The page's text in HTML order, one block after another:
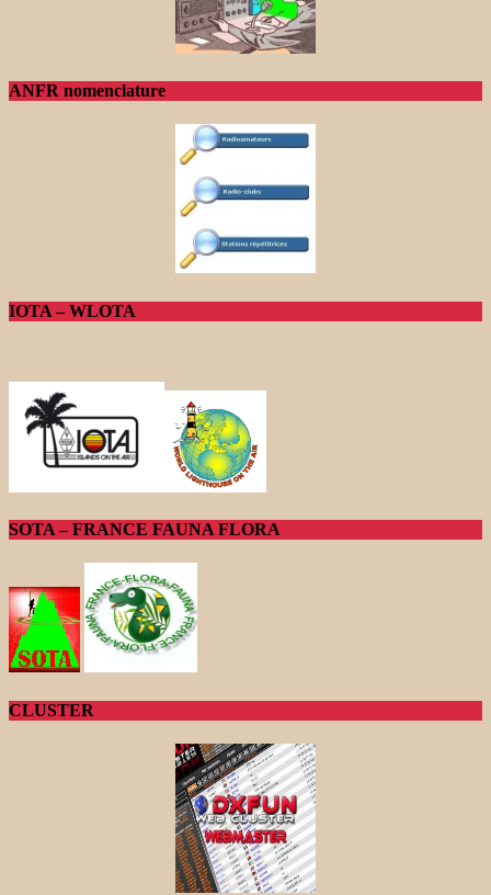
ANFR nomenclature
IOTA – WLOTA
SOTA – FRANCE FAUNA FLORA
CLUSTER